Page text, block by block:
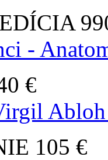
-
€
105 €